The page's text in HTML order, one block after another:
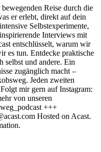
Reise durch die
er erlebt, direkt auf dein
Selbstexperimente,
Interviews mit
entschlüsselt, warum wir
es tun. Entdecke praktische
selbst und andere. Ein
zugänglich macht –
Jeden zweiten
mir gern auf Instagram:
von unseren
+++
Hosted on Acast.